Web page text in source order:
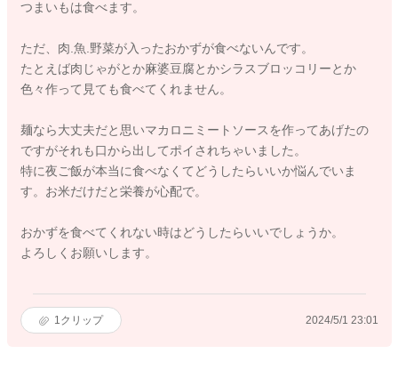
つまいもは食べます。
ただ、肉.魚.野菜が入ったおかずが食べないんです。
たとえば肉じゃがとか麻婆豆腐とかシラスブロッコリーとか
色々作って見ても食べてくれません。
麺なら大丈夫だと思いマカロニミートソースを作ってあげたの
ですがそれも口から出してポイされちゃいました。
特に夜ご飯が本当に食べなくてどうしたらいいか悩んでいま
す。お米だけだと栄養が心配で。
おかずを食べてくれない時はどうしたらいいでしょうか。
よろしくお願いします。
1 クリップ 2024/5/1 23:01